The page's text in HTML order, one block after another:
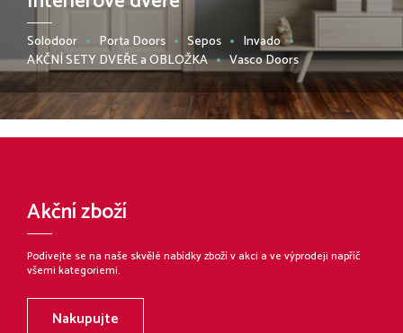
Solodoor Porta Doors Sepos
Invado
AKČNÍ SETY DVEŘE a OBLOŽKA
Vasco Doors
Akční zboží
Podívejte se na naše skvělé nabídky zboží v akci a ve výprodeji napříč
všemi kategoriemi.
Nakupujte